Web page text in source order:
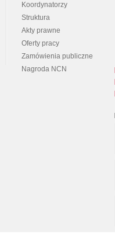
Koordynatorzy
Struktura
Akty prawne
Oferty pracy
Zamówienia publiczne
Nagroda NCN